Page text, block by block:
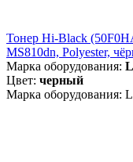
Тонер Hi-Black
MS810dn, Polyester,
Марка оборудования:
Цвет: черный
Марка оборудования: